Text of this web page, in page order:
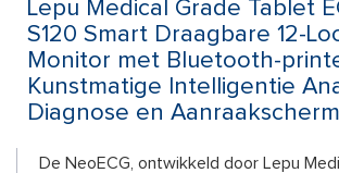
Lepu Medical Grade Tablet
S120 Smart Draagbare 12-
Monitor met Bluetooth-
Kunstmatige Intelligentie
Diagnose en Aanraakscherm
De NeoECG, ontwikkeld door Lepu